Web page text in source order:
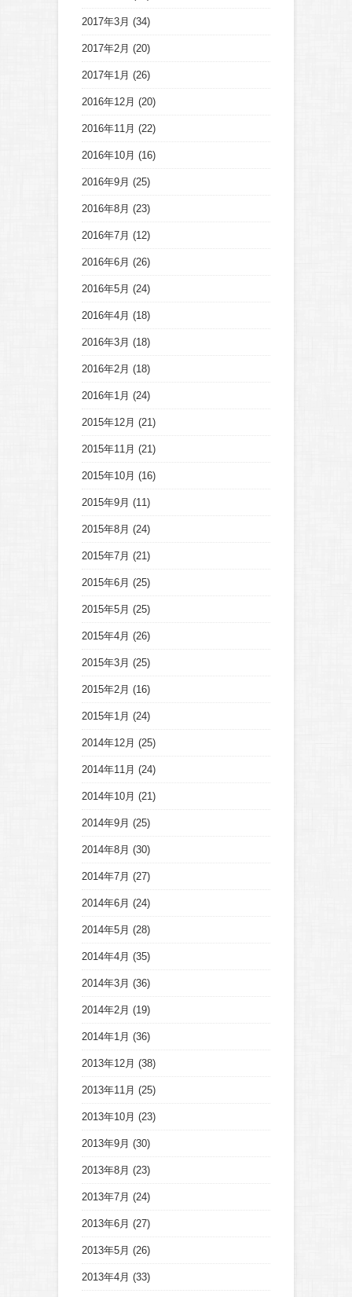
2017年3月 (34)
2017年2月 (20)
2017年1月 (26)
2016年12月 (20)
2016年11月 (22)
2016年10月 (16)
2016年9月 (25)
2016年8月 (23)
2016年7月 (12)
2016年6月 (26)
2016年5月 (24)
2016年4月 (18)
2016年3月 (18)
2016年2月 (18)
2016年1月 (24)
2015年12月 (21)
2015年11月 (21)
2015年10月 (16)
2015年9月 (11)
2015年8月 (24)
2015年7月 (21)
2015年6月 (25)
2015年5月 (25)
2015年4月 (26)
2015年3月 (25)
2015年2月 (16)
2015年1月 (24)
2014年12月 (25)
2014年11月 (24)
2014年10月 (21)
2014年9月 (25)
2014年8月 (30)
2014年7月 (27)
2014年6月 (24)
2014年5月 (28)
2014年4月 (35)
2014年3月 (36)
2014年2月 (19)
2014年1月 (36)
2013年12月 (38)
2013年11月 (25)
2013年10月 (23)
2013年9月 (30)
2013年8月 (23)
2013年7月 (24)
2013年6月 (27)
2013年5月 (26)
2013年4月 (33)